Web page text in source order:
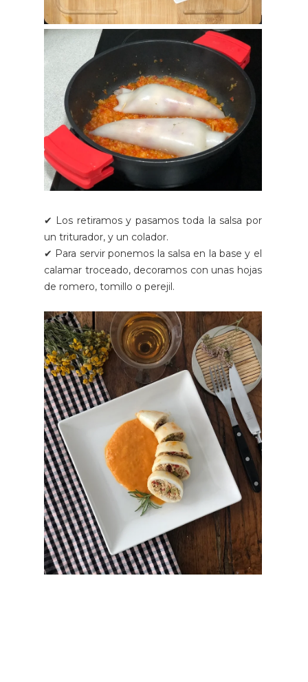
✔ Los retiramos y pasamos toda la salsa por
un triturador, y un colador.
✔ Para servir ponemos la salsa en la base y el
calamar troceado, decoramos con unas hojas
de romero, tomillo o perejil.